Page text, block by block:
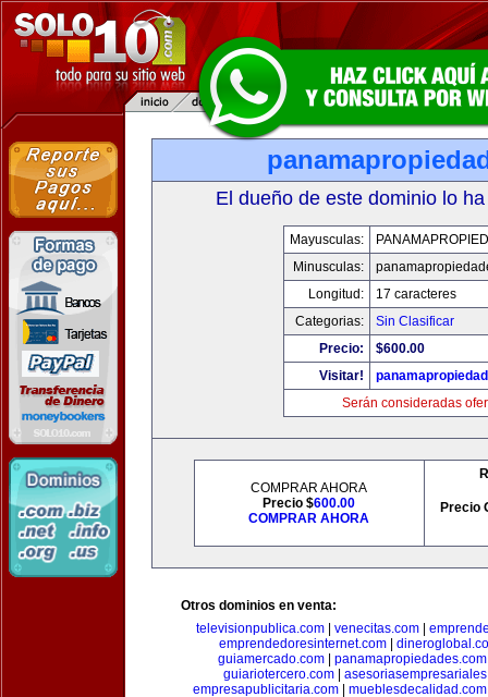
El dueño de este dominio lo
Mayusculas:
Minusculas:
Longitud:
17 caracteres
Categorias:
Sin Clasificar
Precio:
$600.00
Visitar!
Serán consideradas
COMPRAR AHORA
Precio $600.00
COMPRAR AHORA
Precio
Otros dominios en venta:
televisionpublica.com
venecitas.com
emprendedoresinternet.com
guiamercado.com| panamapropiedades.com
guiariotercero.com|
empresapublicitaria.com| mueblesdecalidad.com